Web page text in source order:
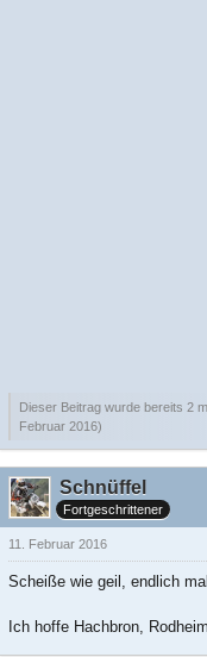
Dieser Beitrag wurde bereits 2
Februar 2016)
Schnüffel
Fortgeschrittener
11. Februar 2016
Scheiße wie geil, endlich
Ich hoffe Hachbron,